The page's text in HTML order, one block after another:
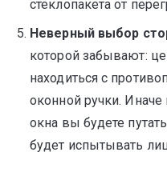
стеклопакета от
Неверный выбор
которой забывают:
находиться с
оконной ручки.
окна вы будете
будет испытывать